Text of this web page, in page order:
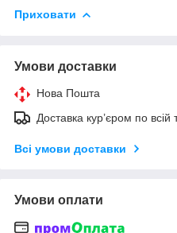
Приховати
Умови доставки
Нова Пошта
Доставка кур’єром по всій
Всі умови доставки
Умови оплати